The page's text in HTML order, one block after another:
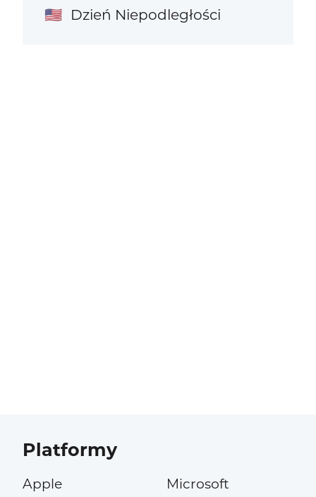
🇺🇸 Dzień Niepodległości
Platformy
Apple
Microsoft